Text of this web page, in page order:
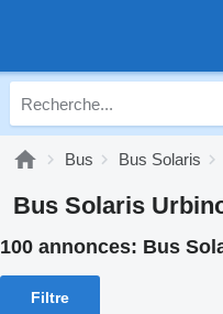
Bus Bus Solaris
Bus Solaris
100 annonces: Bus
Filtre